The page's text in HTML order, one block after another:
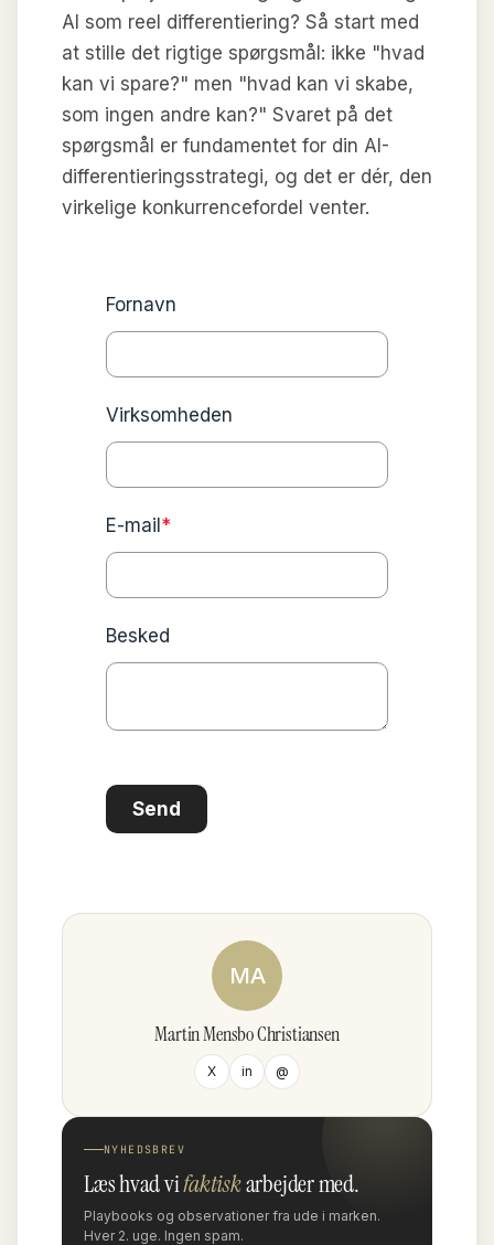
AI som reel differentiering? Så start med
at stille det rigtige spørgsmål: ikke "hvad
kan vi spare?" men "hvad kan vi skabe,
som ingen andre kan?" Svaret på det
spørgsmål er fundamentet for din AI-
differentieringsstrategi, og det er dér, den
virkelige konkurrencefordel venter.
Fornavn
Virksomheden
E-mail *
Besked
Send
MA
Martin Mensbo Christiansen
X in @
NYHEDSBREV
Læs hvad vifaktiskarbejder med.
Playbooks og observationer fra ude i marken.
Hver 2. uge. Ingen spam.